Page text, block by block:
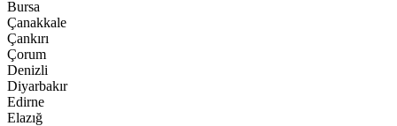
Bursa
Çanakkale
Çankırı
Çorum
Denizli
Diyarbakır
Edirne
Elazığ